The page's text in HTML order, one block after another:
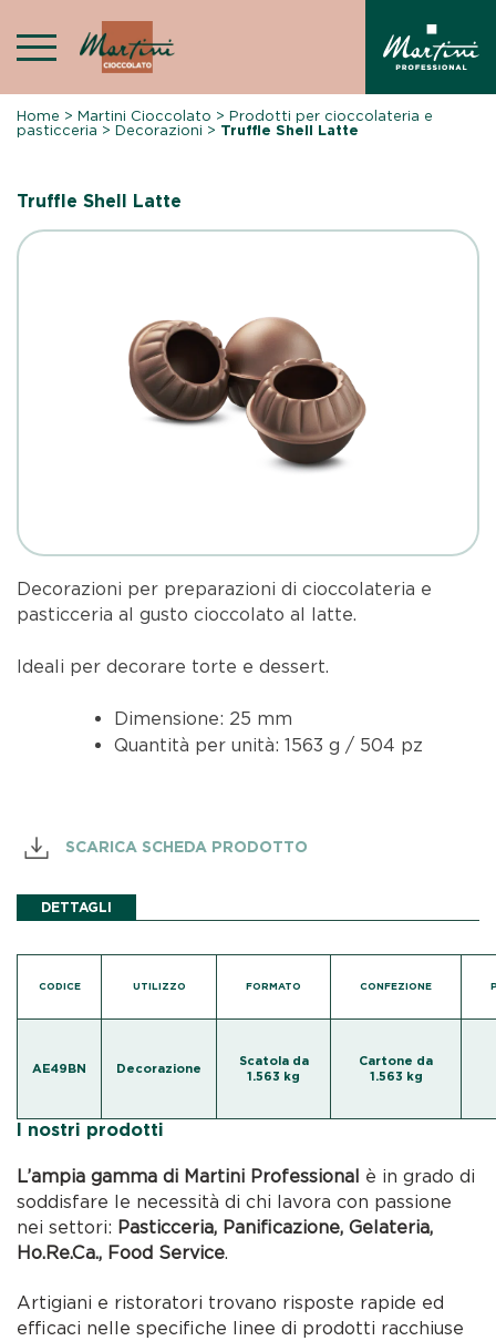
content
Home >Martini Cioccolato >Prodotti per cioccolateria e
pasticceria >Decorazioni > Truffle Shell Latte
Truffle Shell Latte
Decorazioni per preparazioni di cioccolateria e
pasticceria al gusto cioccolato al latte.
Ideali per decorare torte e dessert.
Dimensione: 25 mm
Quantità per unità: 1563 g / 504 pz
SCARICA SCHEDA PRODOTTO
DETTAGLI
CODICE UTILIZZO
AE49BN Decorazione
FORMATO CONFEZIONE
Scatola da
1.563 kg
Cartone da
1.563 kg
I nostri prodotti
L’ampia gamma di Martini Professional è in grado di
soddisfare le necessità di chi lavora con passione
nei settori: Pasticceria, Panificazione, Gelateria,
Ho.Re.Ca., Food Service.
Artigiani e ristoratori trovano risposte rapide ed
efficaci nelle specifiche linee di prodotti racchiuse